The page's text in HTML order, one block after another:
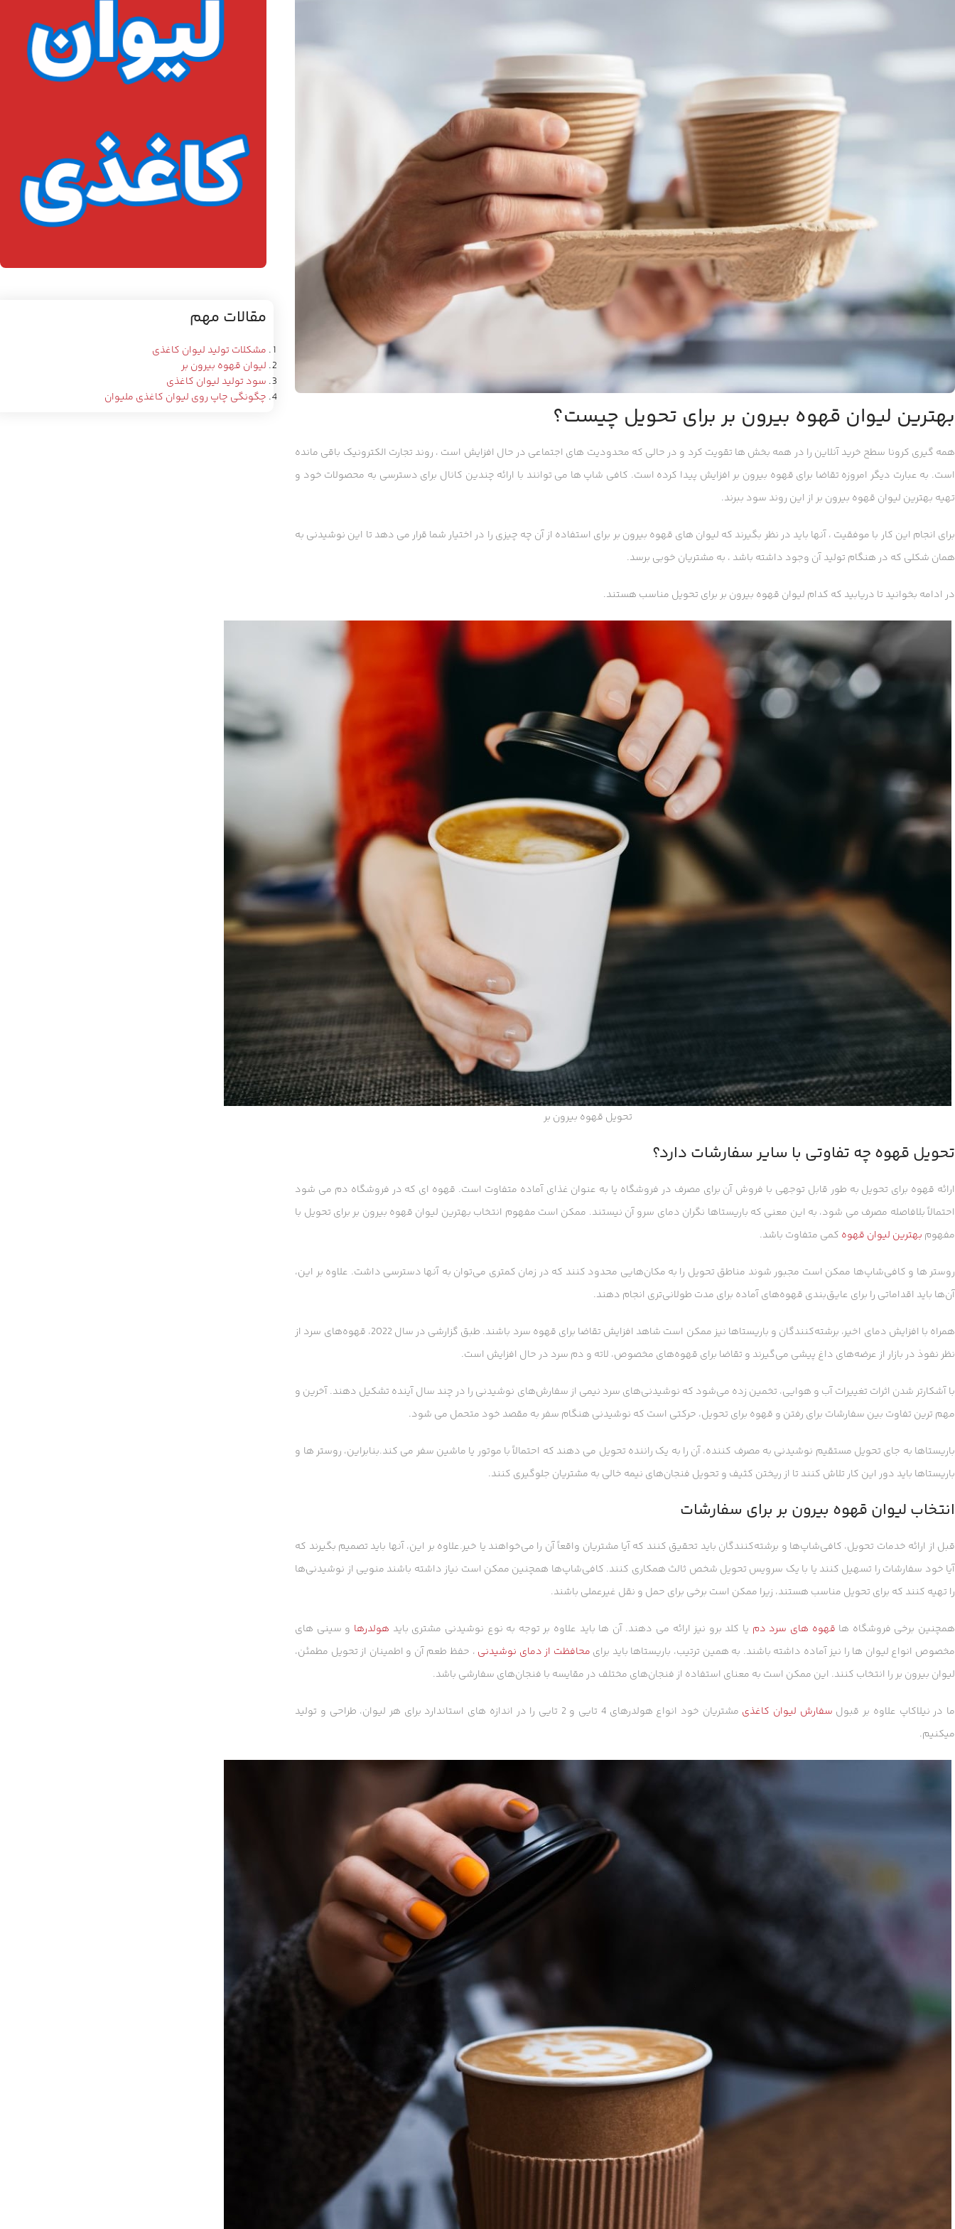
بهترین لیوان قهوه بیرون بر برای تحویل چیست؟
همه گیری کرونا سطح خرید آنلاین را در همه بخش ها تقویت کرد و در حالی که محدودیت های اجتماعی در حال افزایش است ، روند تجارت الکترونیک باقی مانده
است. به عبارت دیگر امروزه تقاضا برای قهوه بیرون بر افزایش پیدا کرده است. کافی شاپ ها می توانند با ارائه چندین کانال برای دسترسی به محصولات خود و
تهیه بهترین لیوان قهوه بیرون بر از این روند سود ببرند.
برای انجام این کار با موفقیت ، آنها باید در نظر بگیرند که لیوان های قهوه بیرون بر برای استفاده از آن چه چیزی را در اختیار شما قرار می دهد تا این نوشیدنی به
همان شکلی که در هنگام تولید آن وجود داشته باشد ، به مشتریان خوبی برسد.
در ادامه بخوانید تا دریابید که کدام لیوان قهوه بیرون بر برای تحویل مناسب هستند.
تحویل قهوه بیرون بر
تحویل قهوه چه تفاوتی با سایر سفارشات دارد؟
ارائه قهوه برای تحویل به طور قابل توجهی با فروش آن برای مصرف در فروشگاه یا به عنوان غذای آماده متفاوت است. قهوه ای که در فروشگاه دم می شود
احتمالاً بلافاصله مصرف می شود، به این معنی که باریستاها نگران دمای سرو آن نیستند. ممکن است مفهوم انتخاب بهترین لیوان قهوه بیرون بر برای تحویل با
مفهوم بهترین لیوان قهوه کمی متفاوت باشد.
روستر ها و کافی‌شاپ‌ها ممکن است مجبور شوند مناطق تحویل را به مکان‌هایی محدود کنند که در زمان کمتری می‌توان به آنها دسترسی داشت. علاوه بر این،
آن‌ها باید اقداماتی را برای عایق‌بندی قهوه‌های آماده برای مدت طولانی‌تری انجام دهند.
همراه با افزایش دمای اخیر، برشته‌کنندگان و باریستاها نیز ممکن است شاهد افزایش تقاضا برای قهوه سرد باشند. طبق گزارشی در سال 2022، قهوه‌های سرد از
نظر نفوذ در بازار از عرضه‌های داغ پیشی می‌گیرند و تقاضا برای قهوه‌های مخصوص، لاته و دم سرد در حال افزایش است.
با آشکارتر شدن اثرات تغییرات آب و هوایی، تخمین زده می‌شود که نوشیدنی‌های سرد نیمی از سفارش‌های نوشیدنی را در چند سال آینده تشکیل دهند. آخرین و
مهم ترین تفاوت بین سفارشات برای رفتن و قهوه برای تحویل، حرکتی است که نوشیدنی هنگام سفر به مقصد خود متحمل می شود.
باریستاها به جای تحویل مستقیم نوشیدنی به مصرف کننده، آن را به یک راننده تحویل می دهند که احتمالاً با موتور یا ماشین سفر می کند.بنابراین، روستر ها و
باریستاها باید دور این کار تلاش کنند تا از ریختن کثیف و تحویل فنجان‌های نیمه خالی به مشتریان جلوگیری کنند.
انتخاب لیوان قهوه بیرون بر برای سفارشات
قبل از ارائه خدمات تحویل، کافی‌شاپ‌ها و برشته‌کنندگان باید تحقیق کنند که آیا مشتریان واقعاً آن را می‌خواهند یا خیر.علاوه بر این، آنها باید تصمیم بگیرند که
آیا خود سفارشات را تسهیل کنند یا با یک سرویس تحویل شخص ثالث همکاری کنند. کافی‌شاپ‌ها همچنین ممکن است نیاز داشته باشند منویی از نوشیدنی‌ها
را تهیه کنند که برای تحویل مناسب هستند، زیرا ممکن است برخی برای حمل و نقل غیرعملی باشند.
همچنین برخی فروشگاه ها قهوه های سرد دم یا کلد برو نیز ارائه می دهند. آن ها باید علاوه بر توجه به نوع نوشیدنی مشتری باید هولدرها و سینی های
مخصوص انواع لیوان ها را نیز آماده داشته باشند. به همین ترتیب، باریستاها باید برای محافظت از دمای نوشیدنی ، حفظ طعم آن و اطمینان از تحویل مطمئن،
لیوان بیرون بر را انتخاب کنند. این ممکن است به معنای استفاده از فنجان‌های مختلف در مقایسه با فنجان‌های سفارشی باشد.
ما در نیلاکاپ علاوه بر قبول سفارش لیوان کاغذی
مشتریان خود انواع هولدرهای 4 تایی و 2 تایی را در اندازه های استاندارد برای هر لیوان، طراحی و تولید
میکنیم.
مقالات مهم
مشکلات تولید لیوان کاغذی
لیوان قهوه بیرون بر
سود تولید لیوان کاغذی
چگونگی چاپ روی لیوان کاغذی ملیوان